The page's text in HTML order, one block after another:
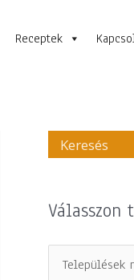
Receptek
Válasszon